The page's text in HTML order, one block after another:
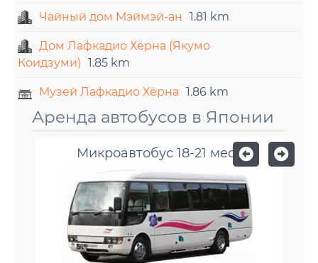
Чайный дом Мэймэй-ан 1.81 km
Дом Лафкадио Хёрна (Якумо
Коидзуми) 1.85 km
Музей Лафкадио Хёрна 1.86 km
Аренда автобусов в Японии
Микроавтобус 18-21 мест